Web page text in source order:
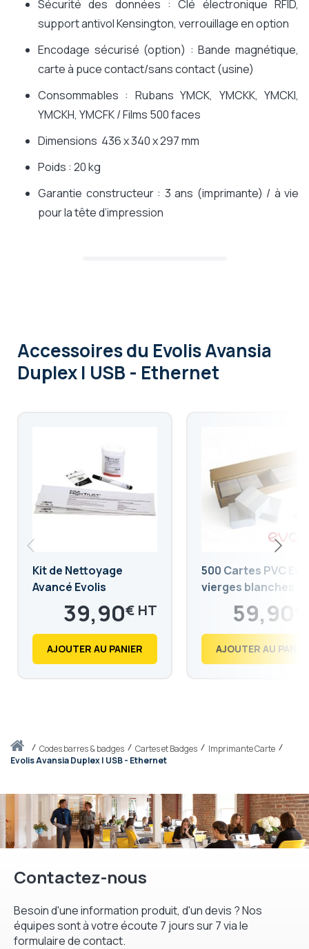
Accueilcodes barres & badges Cartes et Badges
Imprimante Carte
Evolis Avansia Duplex | USB - Ethernet
Sécurité des données : Clé électronique RFID,
support antivol Kensington, verrouillage en option
Encodage sécurisé (option) : Bande magnétique,
carte à puce contact/sans contact (usine)
Consommables : Rubans YMCK, YMCKK, YMCKI,
YMCKH, YMCFK / Films 500 faces
Dimensions 436 x 340 x 297 mm
Poids : 20 kg
Garantie constructeur : 3 ans (imprimante) / à vie
pour la tête d’impression
Accessoiresdu Evolis Avansia
Duplex | USB - Ethernet
Kit de Nettoyage
Avancé Evolis
39,90€
47,88
AJOUTER AU PANIER
500 Cartes PVC
vierges blanches 30
59,90
71,88
AJOUTER AU
Contactez-nous
Besoin d'une information produit, d'un devis ? Nos
équipes sont à votre écoute 7 jours sur 7 via le
formulaire de contact.